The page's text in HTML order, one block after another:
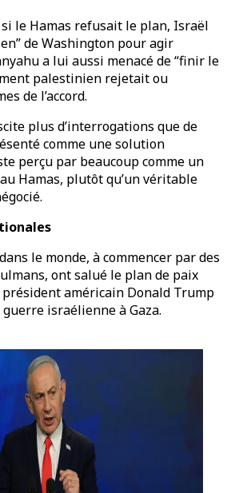
le Hamas refusait le plan, Israël
de Washington pour agir
a lui aussi menacé de “finir le
palestinien rejetait ou
de l’accord.
plus d’interrogations que de
comme une solution
perçu par beaucoup comme un
Hamas, plutôt qu’un véritable
le monde, à commencer par des
ont salué le plan de paix
américain Donald Trump
israélienne à Gaza.